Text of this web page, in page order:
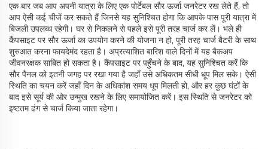
एक बार जब आप अपनी यात्रा के लिए एक पोर्टेबल सौर ऊर्जा जनरेटर रख लेते हैं, तो
आप ऐसी कई चीजें कर सकते हैं जिनसे यह सुनिश्चित होगा कि आपके पास पूरी यात्रा में
बिजली उपलब्ध रहेगी। घर से निकलने से पहले इसे पूरी तरह चार्ज कर लें। भले ही
कैंपसाइट पर सौर ऊर्जा का उपयोग करने की योजना न हो, पूरी तरह चार्ज बैटरी के साथ
शुरुआत करना फायदेमंद रहता है। अप्रत्याशित बारिश वाले दिनों में यह बैकअप
जीवनरक्षक साबित हो सकता है। कैंपसाइट पर पहुँचने के बाद, यह सुनिश्चित करें कि
सौर पैनल को इतनी जगह पर रखा गया है जहाँ उसे अधिकतम सीधी धूप मिल सके। ऐसी
स्थिति का चयन करें जहाँ दिन के अधिकांश समय धूप मिलती हो, और हर कुछ घंटों के
बाद इसे सूर्य की ओर उन्मुख रखने के लिए समायोजित करें। इस स्थिति से जनरेटर को
इष्टतम ढंग से चार्ज किया जाता रहेगा।